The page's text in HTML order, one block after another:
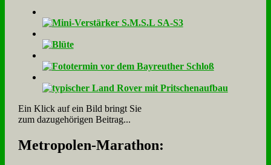
Ein Klick auf ein Bild bringt Sie
zum dazugehörigen Beitrag...
Me­tro­po­len-Ma­ra­thon: